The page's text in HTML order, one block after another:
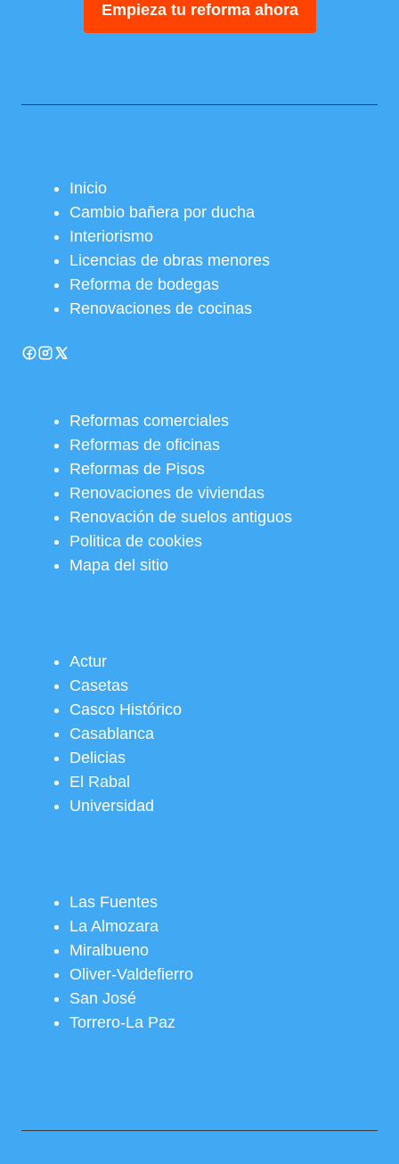
Empieza tu reforma ahora
Inicio
Cambio bañera por ducha
Interiorismo
Licencias de obras menores
Reforma de bodegas
Renovaciones de cocinas
Reformas comerciales
Reformas de oficinas
Reformas de Pisos
Renovaciones de viviendas
Renovación de suelos antiguos
Politica de cookies
Mapa del sitio
Actur
Casetas
Casco Histórico
Casablanca
Delicias
El Rabal
Universidad
Las Fuentes
La Almozara
Miralbueno
Oliver-Valdefierro
San José
Torrero-La Paz